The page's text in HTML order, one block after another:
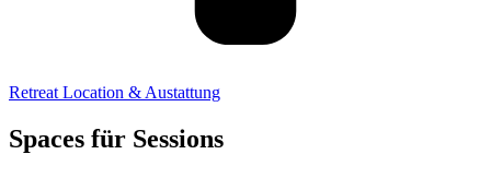
Retreat Location & Austattung
Spaces für Sessions